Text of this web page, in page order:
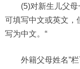
(5)对新生儿父母
可填写中文或英文，
写为中文。“
外籍父母姓名”